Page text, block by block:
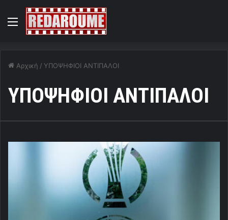
Menu
Αρχική / ΥΠΟΨΗΦΙΟΙ ΑΝΤΙΠΑΛΟΙ
ΥΠΟΨΗΦΙΟΙ ΑΝΤΙΠΑΛΟΙ